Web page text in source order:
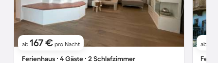
ab 167 € pro Nacht
Ferienhaus ∙ 4 Gäste ∙ 2 Schlafzimmer
ab